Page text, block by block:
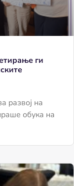
ги
развој на
обука на